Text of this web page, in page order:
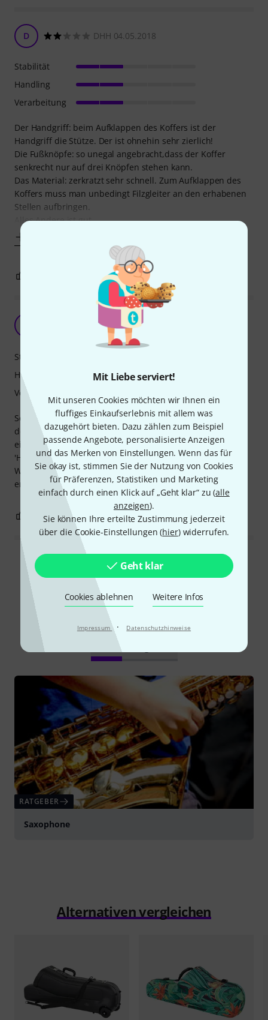
Mit Liebe serviert!
Mit unseren Cookies möchten wir Ihnen ein
fluffiges Einkaufserlebnis mit allem was
dazugehört bieten. Dazu zählen zum Beispiel
passende Angebote, personalisierte Anzeigen
und das Merken von Einstellungen. Wenn das für
Sie okay ist, stimmen Sie der Nutzung von Cookies
für Präferenzen, Statistiken und Marketing
einfach durch einen Klick auf „Geht klar“ zu (alle
anzeigen).
Sie können Ihre erteilte Zustimmung jederzeit
über die Cookie-Einstellungen (hier) widerrufen.
Geht klar
Cookies ablehnen Weitere Infos
Impressum · Datenschutzhinweise
D DHH 04.05.2018
Der Handgriff: beim Aufklappen des Koffers ist der
Handgriff die Stütze. Der ist ohnehin sehr zierlich!
Die Fußknöpfe: so unegal angebracht,dass der Koffer
senkrecht nur auf drei Knöpfen stehen kann.
Das Material: zerkratzt sehr schnell. Zum Aufklappen des
Koffers muss man unbedingt Filzgleiter an den erhabenen
Stellen aufbringen.
Alles Andere ist gut.
Stabilität
Handling
Verarbeitung
BEWERTUNG MELDEN
Leider nur fast perfekt.
Thorsten858 09.12.2016
Sehr schöner und handlicher Koffer. Leider ist der Griff an
der Stirnseite die Archillesferse. Hier ist das Koffermaterial
einfach zu dünn ausgelegt und durch die Last beim
'Hinterherziehen' reißt der Koffer ein. Ich kann den Jakob
Winter JW 2197 CA RO deshalb auch nur bedingt
empfehlen.
Stabilität
Handling
Verarbeitung
0 BEWERTUNG MELDEN
Alle Bewertungen lesen
Schon gewusst?
RATGEBER
Saxophone
Alternativen vergleichen